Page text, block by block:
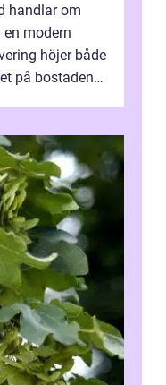
handlar om
modern
höjer både
på bostaden.